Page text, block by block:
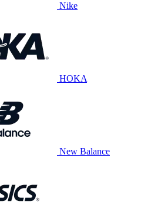
Nike
HOKA
New Balance